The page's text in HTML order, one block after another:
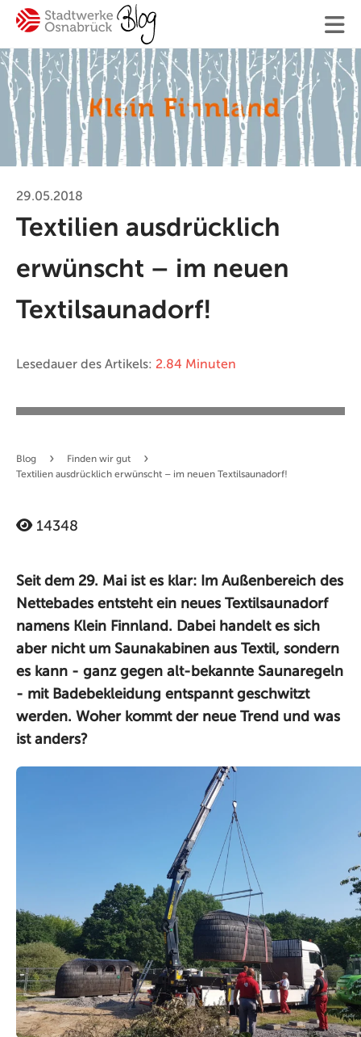
Finden
Ihre Suche
#Mobilität #Trinkwasser #Hilfe #Versorgung
Blogger:innen
Kontakt
29.05.2018
Textilien ausdrücklich
erwünscht – im neuen
Textilsaunadorf!
Lesedauer des Artikels: 2.84 Minuten
Blog › Finden wir gut ›
Textilien ausdrücklich erwünscht – im neuen Textilsaunadorf!
14348
Seit dem 29. Mai ist es klar: Im Außenbereich des
Nettebades entsteht ein neues Textilsaunadorf
namens Klein Finnland. Dabei handelt es sich
aber nicht um Saunakabinen aus Textil, sondern
es kann - ganz gegen alt-bekannte Saunaregeln
- mit Badebekleidung entspannt geschwitzt
werden. Woher kommt der neue Trend und was
ist anders?